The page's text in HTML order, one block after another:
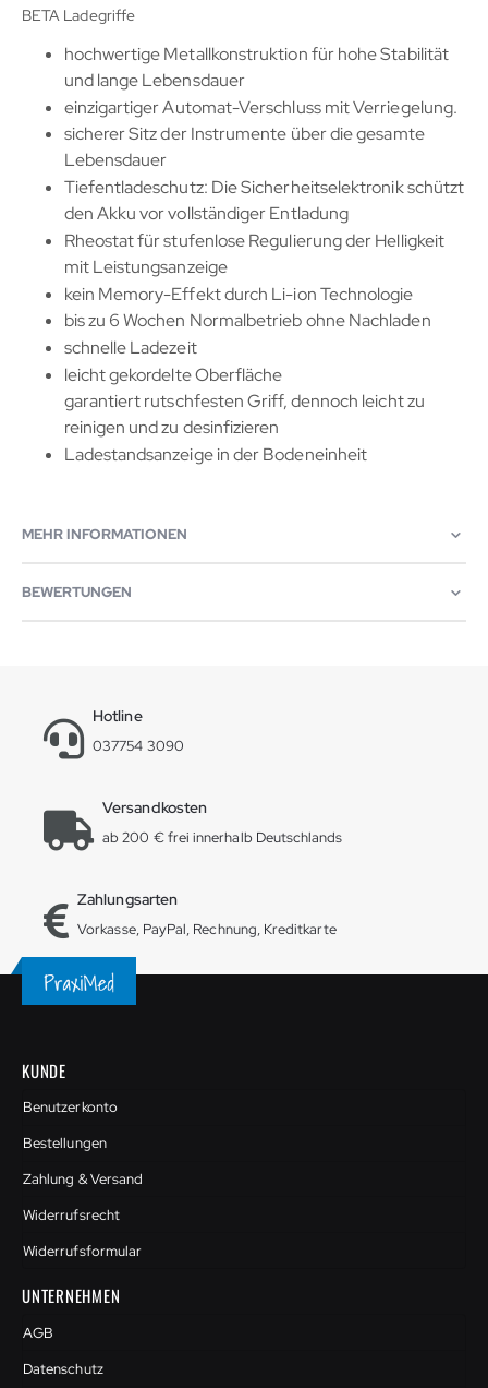
BETA Ladegriffe
hochwertige Metallkonstruktion für hohe Stabilität
und lange Lebensdauer
einzigartiger Automat-Verschluss mit Verriegelung.
sicherer Sitz der Instrumente über die gesamte
Lebensdauer
Tiefentladeschutz: Die Sicherheitselektronik schützt
den Akku vor vollständiger Entladung
Rheostat für stufenlose Regulierung der Helligkeit
mit Leistungsanzeige
kein Memory-Effekt durch Li-ion Technologie
bis zu 6 Wochen Normalbetrieb ohne Nachladen
schnelle Ladezeit
leicht gekordelte Oberfläche
garantiert rutschfesten Griff, dennoch leicht zu
reinigen und zu desinfizieren
Ladestandsanzeige in der Bodeneinheit
MEHR INFORMATIONEN
BEWERTUNGEN
Hotline
037754 3090
Versandkosten
ab 200 € frei innerhalb Deutschlands
Zahlungsarten
Vorkasse, PayPal, Rechnung, Kreditkarte
KUNDE
Benutzerkonto
Bestellungen
Zahlung & Versand
Widerrufsrecht
Widerrufsformular
UNTERNEHMEN
AGB
Datenschutz